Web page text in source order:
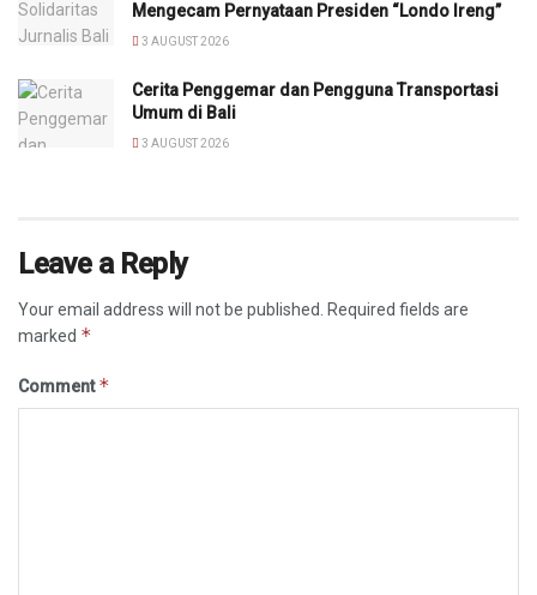
Mengecam Pernyataan Presiden “Londo Ireng”
3 AUGUST 2026
Cerita Penggemar dan Pengguna Transportasi
Umum di Bali
3 AUGUST 2026
Leave a Reply
Your email address will not be published.
Required fields are
marked *
Comment*